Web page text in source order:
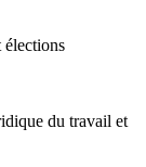
élections
du travail et